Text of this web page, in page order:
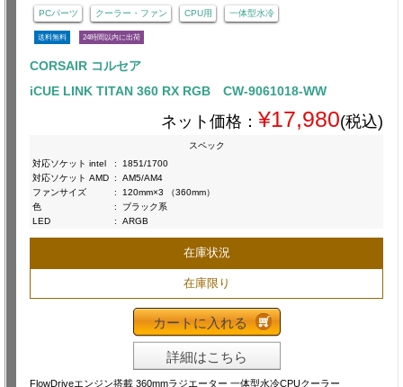
PCパーツ クーラー・ファン CPU用 一体型水冷
送料無料 24時間以内に出荷
CORSAIR コルセア
iCUE LINK TITAN 360 RX RGB CW-9061018-WW
ネット価格： ¥17,980(税込)
スペック
対応ソケット intel
:
1851/1700
対応ソケット AMD :
AM5/AM4
ファンサイズ
:
120mm×3 （360mm）
色
:
ブラック系
LED
: ARGB
在庫状況
在庫限り
カートに入れる
詳細はこちら
FlowDriveエンジン搭載 360mmラジエーター 一体型水冷CPUクーラー